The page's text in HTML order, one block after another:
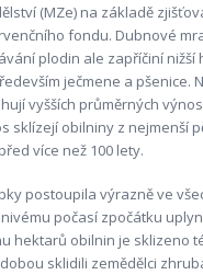
(MZe) na základě
fondu. Dubnové
plodin ale zapříčiní nižší
ječmene a pšenice.
vyšších průměrných
sklízejí obilniny z nejmenší
více než 100 lety.
postoupila výrazně ve
počasí zpočátku
hektarů obilnin je sklizeno
sklidili zemědělci